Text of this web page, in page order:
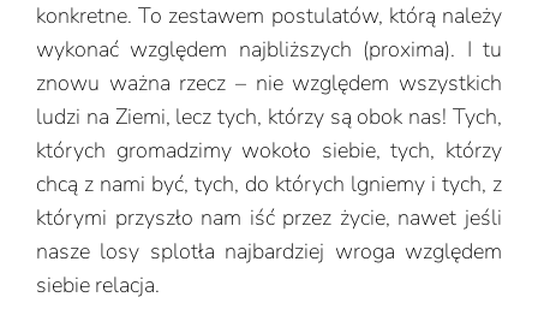
konkretne. To zestawem postulatów, którą należy
wykonać względem najbliższych (proxima). I tu
znowu ważna rzecz – nie względem wszystkich
ludzi na Ziemi, lecz tych, którzy są obok nas! Tych,
których gromadzimy wokoło siebie, tych, którzy
chcą z nami być, tych, do których lgniemy i tych, z
którymi przyszło nam iść przez życie, nawet jeśli
nasze losy splotła najbardziej wroga względem
siebie relacja.